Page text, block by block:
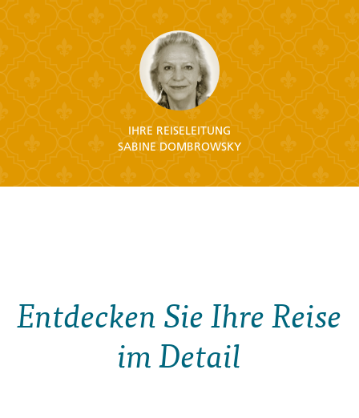
IHRE REISELEITUNG
SABINE DOMBROWSKY
Entdecken Sie Ihre Reise
im Detail